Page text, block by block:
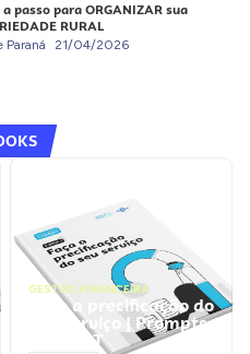
a passo para ORGANIZAR sua
RURAL
Paraná 21/04/2026
GESTÃO FINANCEIRA
Faça a precificação do
seu serviço | Prompts
ChatGPT